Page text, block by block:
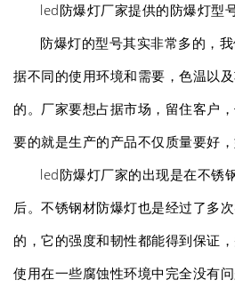
led防爆灯厂家提供的防爆灯型
防爆灯的型号其实非常多的，
据不同的使用环境和需要，色温以
的。厂家要想占据市场，留住客户
要的就是生产的产品不仅质量要好，
led防爆灯厂家的出现是在不锈
后。不锈钢材防爆灯也是经过了多
的，它的强度和韧性都能得到保证
使用在一些腐蚀性环境中完全没有问